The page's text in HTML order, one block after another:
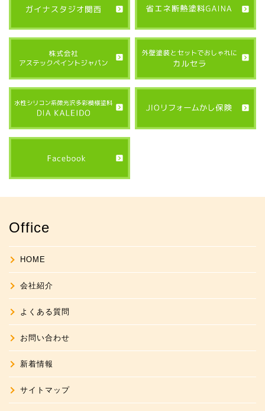
Office
HOME
会社紹介
よくある質問
お問い合わせ
新着情報
サイトマップ